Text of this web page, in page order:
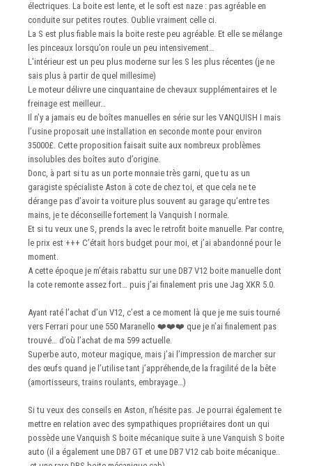
électriques. La boite est lente, et le soft est naze : pas agréable en
conduite sur petites routes. Oublie vraiment celle ci.
La S est plus fiable mais la boite reste peu agréable. Et elle se mélange
les pinceaux lorsqu’on roule un peu intensivement…
L’intérieur est un peu plus moderne sur les S les plus récentes (je ne
sais plus à partir de quel millesime)
Le moteur délivre une cinquantaine de chevaux supplémentaires et le
freinage est meilleur…
Il n’y a jamais eu de boîtes manuelles en série sur les VANQUISH I mais
l’usine proposait une installation en seconde monte pour environ
35000£. Cette proposition faisait suite aux nombreux problèmes
insolubles des boîtes auto d’origine.
Donc, à part si tu as un porte monnaie très garni, que tu as un
garagiste spécialiste Aston à cote de chez toi, et que cela ne te
dérange pas d’avoir ta voiture plus souvent au garage qu’entre tes
mains, je te déconseille fortement la Vanquish I normale.
Et si tu veux une S, prends la avec le retrofit boite manuelle. Par contre,
le prix est +++ C’était hors budget pour moi, et j’ai abandonné pour le
moment.
A cette époque je m’étais rabattu sur une DB7 V12 boite manuelle dont
la cote remonte assez fort… puis j’ai finalement pris une Jag XKR 5.0.
Ayant raté l’achat d’un V12, c’est a ce moment là que je me suis tourné
vers Ferrari pour une 550 Maranello ❤️❤️❤️ que je n’ai finalement pas
trouvé… d’où l’achat de ma 599 actuelle.
Superbe auto, moteur magique, mais j’ai l’impression de marcher sur
des œufs quand je l’utilise tant j’appréhende,de la fragilité de la bête
(amortisseurs, trains roulants, embrayage…)
Si tu veux des conseils en Aston, n’hésite pas. Je pourrai également te
mettre en relation avec des sympathiques propriétaires dont un qui
possède une Vanquish S boite mécanique suite à une Vanquish S boite
auto (il a également une DB7 GT et une DB7 V12 cab boite mécanique..